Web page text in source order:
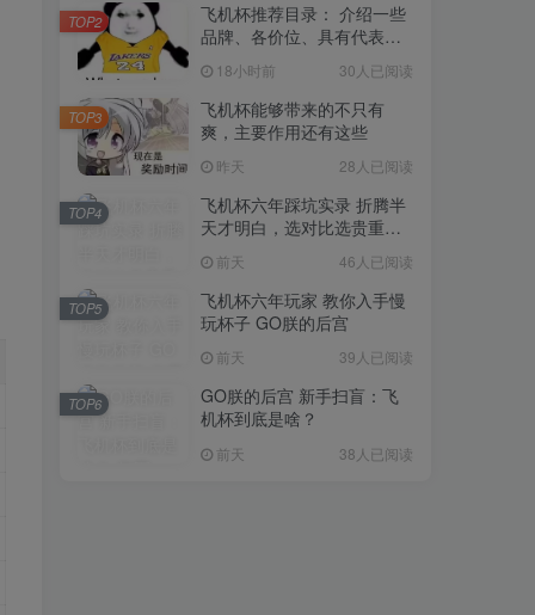
飞机杯推荐目录： 介绍一些
品牌、各价位、具有代表性
的飞机杯！
18小时前 30人已阅读
TOP2
飞机杯能够带来的不只有
爽，主要作用还有这些
昨天 28人已阅读
TOP3
飞机杯六年踩坑实录 折腾半
天才明白，选对比选贵重要
前天 46人已阅读
TOP4
飞机杯六年玩家 教你入手慢
玩杯子 GO朕的后宫
前天 39人已阅读
TOP5
GO朕的后宫 新手扫盲：飞
机杯到底是啥？
前天 38人已阅读
TOP6